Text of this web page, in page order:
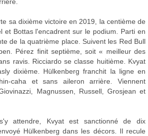
sa dixième victoire en 2019, la centième de
et Bottas l'encadrent sur le podium. Parti en
de la quatrième place. Suivent les Red Bull
Pérez finit septième, soit « meilleur des
ravis. Ricciardo se classe huitième. Kvyat
dixième. Hülkenberg franchit la ligne en
caha et sans aileron arrière. Viennent
Magnussen, Russell, Grosjean et
attendre, Kvyat est sanctionné de dix
Hülkenberg dans les décors. Il recule